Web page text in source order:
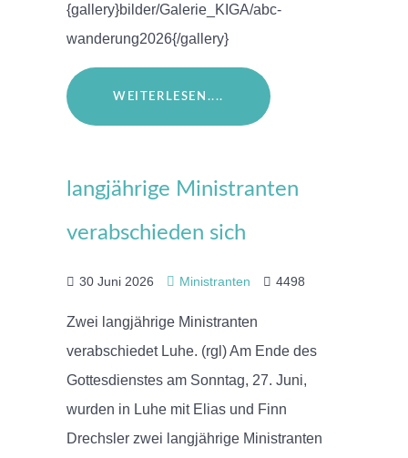
{gallery}bilder/Galerie_KIGA/abc-
wanderung2026{/gallery}
WEITERLESEN....
langjährige Ministranten
verabschieden sich
30 Juni 2026 Ministranten 4498
Zwei langjährige Ministranten
verabschiedet Luhe. (rgl) Am Ende des
Gottesdienstes am Sonntag, 27. Juni,
wurden in Luhe mit Elias und Finn
Drechsler zwei langjährige Ministranten